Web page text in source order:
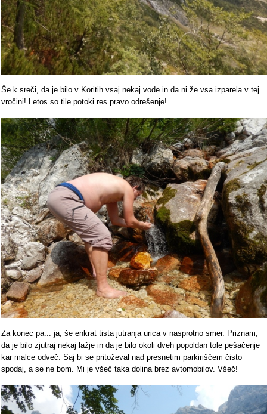
Še k sreči, da je bilo v Koritih vsaj nekaj vode in da ni že vsa izparela v tej
vročini! Letos so tile potoki res pravo odrešenje!
Za konec pa... ja, še enkrat tista jutranja urica v nasprotno smer. Priznam,
da je bilo zjutraj nekaj lažje in da je bilo okoli dveh popoldan tole pešačenje
kar malce odveč. Saj bi se pritoževal nad presnetim parkiriščem čisto
spodaj, a se ne bom. Mi je všeč taka dolina brez avtomobilov. Všeč!